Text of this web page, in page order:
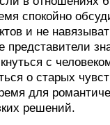
спокойно
и не
представители
с
о старых
для
решений.